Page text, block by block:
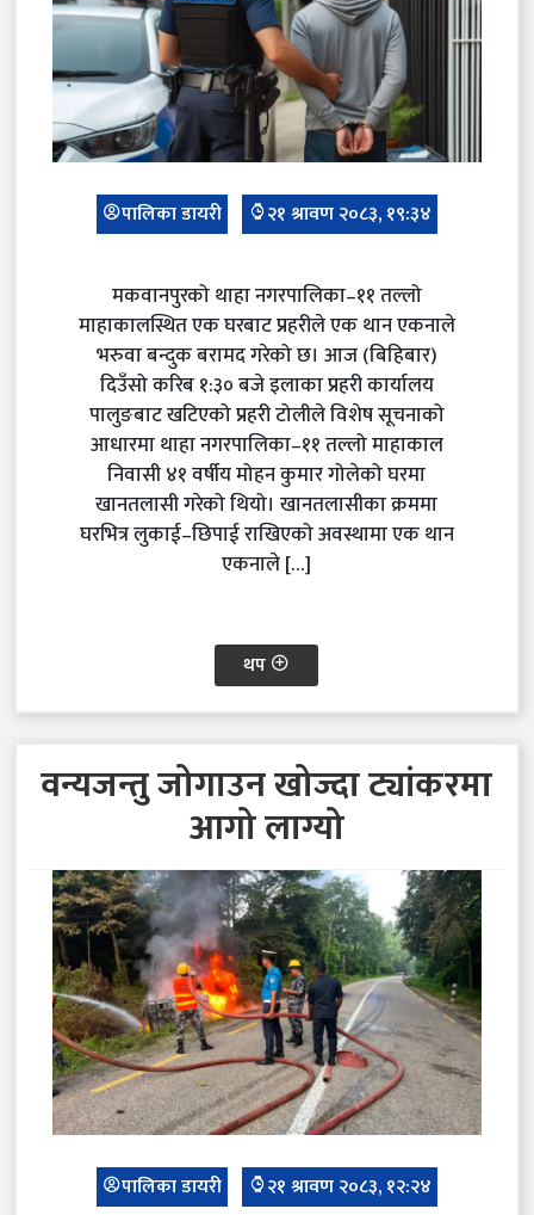
पालिका डायरी २१ श्रावण २०८३, १९:३४
मकवानपुरको थाहा नगरपालिका–११ तल्लो
माहाकालस्थित एक घरबाट प्रहरीले एक थान एकनाले
भरुवा बन्दुक बरामद गरेको छ। आज (बिहिबार)
दिउँसो करिब १:३० बजे इलाका प्रहरी कार्यालय
पालुङबाट खटिएको प्रहरी टोलीले विशेष सूचनाको
आधारमा थाहा नगरपालिका–११ तल्लो माहाकाल
निवासी ४१ वर्षीय मोहन कुमार गोलेको घरमा
खानतलासी गरेको थियो। खानतलासीका क्रममा
घरभित्र लुकाई–छिपाई राखिएको अवस्थामा एक थान
एकनाले […]
थप
वन्यजन्तु जोगाउन खोज्दा ट्यांकरमा
आगो लाग्यो
पालिका डायरी २१ श्रावण २०८३, १२:२४